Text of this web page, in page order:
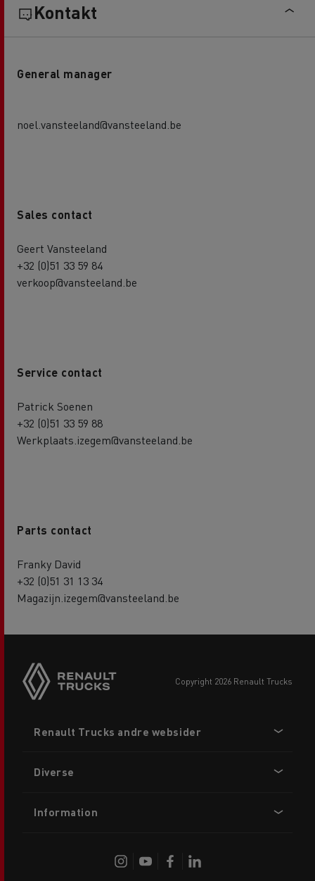
Kontakt
General manager
noel.vansteeland@vansteeland.be
Sales contact
Geert Vansteeland
+32 (0)51 33 59 84
verkoop@vansteeland.be
Service contact
Patrick Soenen
+32 (0)51 33 59 88
Werkplaats.izegem@vansteeland.be
Parts contact
Franky David
+32 (0)51 31 13 34
Magazijn.izegem@vansteeland.be
copyright 2026 Renault Trucks
menu
Renault Trucks andre websider
Diverse
Information